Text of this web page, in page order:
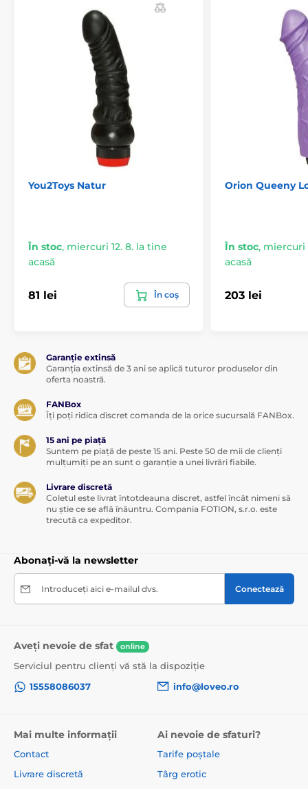
You2Toys Natur
În stoc, miercuri 12. 8. la tine
acasă
81 lei În coș
Orion Queeny
În stoc, miercuri
acasă
203 lei
Garanție extinsă
Garanția extinsă de 3 ani se aplică tuturor produselor din
oferta noastră.
FANBox
Îți poți ridica discret comanda de la orice sucursală FANBox.
15 ani pe piață
Suntem pe piață de peste 15 ani. Peste 50 de mii de clienți
mulțumiți pe an sunt o garanție a unei livrări fiabile.
Livrare discretă
Coletul este livrat întotdeauna discret, astfel încât nimeni să
nu știe ce se află înăuntru. Compania FOTION, s.r.o. este
trecută ca expeditor.
Abonați-vă la newsletter
Introduceți aici e-mailul dvs. Conectează
Aveți nevoie de sfat online
Serviciul pentru clienți vă stă la dispoziție
15558086037
info@loveo.ro
Mai multe informații
Contact
Livrare discretă
Ai nevoie de sfaturi?
Tarife poștale
Târg erotic